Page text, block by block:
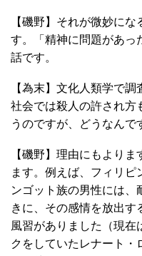
【磯野】それが微妙に
す。「精神に問題があっ
話です。
【為末】文化人類学で
社会では殺人の許され方
うのですが、どうなんで
【磯野】理由にもより
ます。例えば、フィリピ
ンゴット族の男性には、
きに、その感情を放出す
風習がありました（現在
クをしていたレナート・